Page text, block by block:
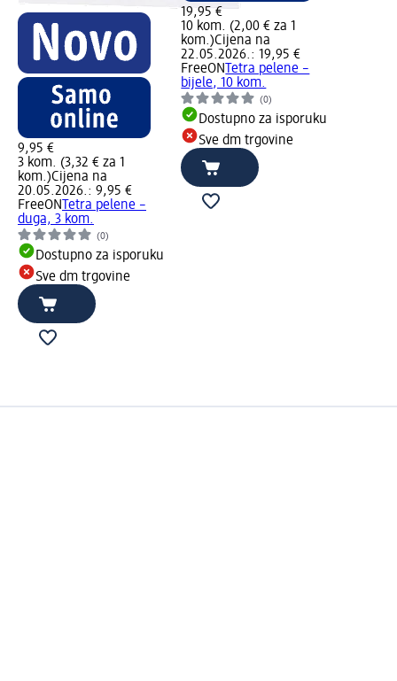
9,95 €
3 kom. (3,32 € za 1
kom.)Cijena na
20.05.2026.: 9,95 €
FreeON Tetra pelene –
duga, 3 kom.
(0)
Dostupno za isporuku
Sve dm trgovine
19,95 €
10 kom. (2,00 € za 1
kom.)Cijena na
22.05.2026.: 19,95 €
FreeON Tetra pelene –
bijele, 10 kom.
(0)
Dostupno za isporuku
Sve dm trgovine